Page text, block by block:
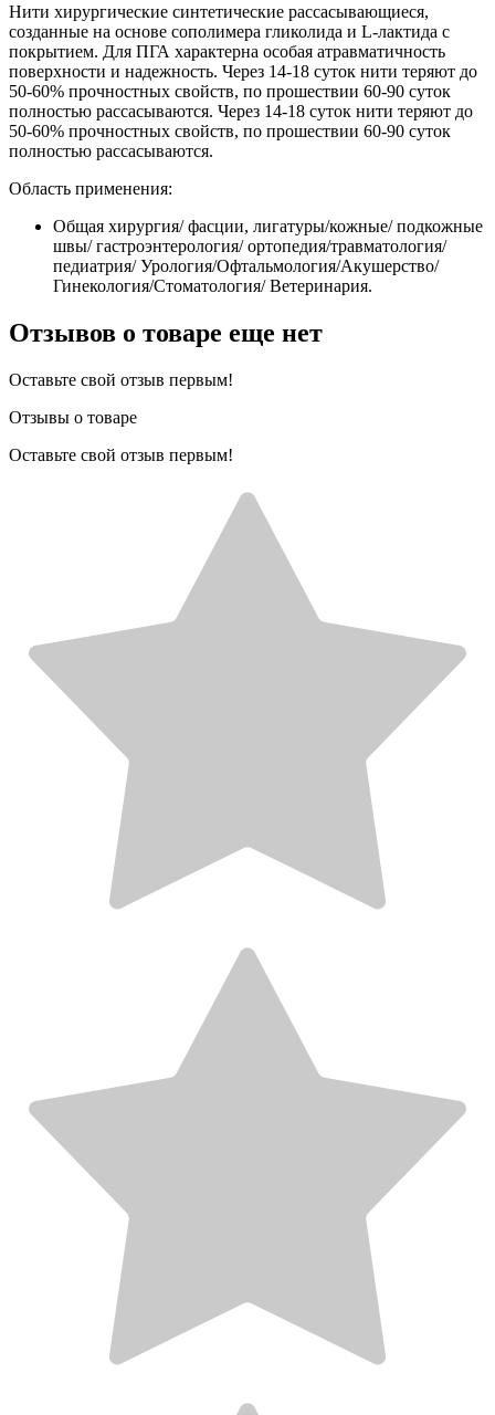
Нити хирургические синтетические рассасывающиеся,
созданные на основе сополимера гликолида и L-лактида c
покрытием. Для ПГА характерна особая атравматичность
поверхности и надежность. Через 14-18 суток нити теряют до
50-60% прочностных свойств, по прошествии 60-90 суток
полностью рассасываются. Через 14-18 суток нити теряют до
50-60% прочностных свойств, по прошествии 60-90 суток
полностью рассасываются.
Область применения:
Общая хирургия/ фасции, лигатуры/кожные/ подкожные
швы/ гастроэнтерология/ ортопедия/травматология/
педиатрия/ Урология/Офтальмология/Акушерство/
Гинекология/Стоматология/ Ветеринария.
Отзывов о товаре еще нет
Оставьте свой отзыв первым!
Отзывы о товаре
Оставьте свой отзыв первым!